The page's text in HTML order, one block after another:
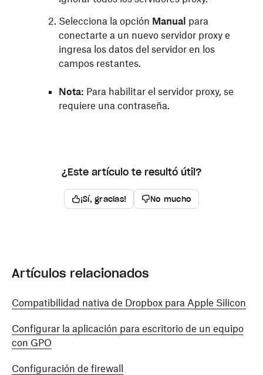
Selecciona la opción Manual para
conectarte a un nuevo servidor proxy e
ingresa los datos del servidor en los
campos restantes.
Nota: Para habilitar el servidor proxy, se
requiere una contraseña.
¿Este artículo te resultó útil?
¡Sí, gracias! No mucho
Artículos relacionados
Compatibilidad nativa de Dropbox para Apple Silicon
Configurar la aplicación para escritorio de un equipo
con GPO
Configuración de firewall